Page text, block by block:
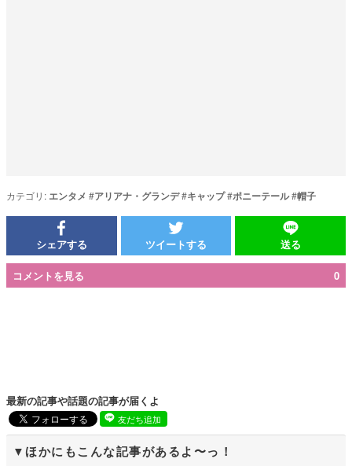
カテゴリ: エンタメ #アリアナ・グランデ#キャップ#ポニーテール#帽子
シェアする ツイートする 送る
コメントを見る 0
最新の記事や話題の記事が届くよ
友だち追加
ほかにもこんな記事があるよ〜っ！